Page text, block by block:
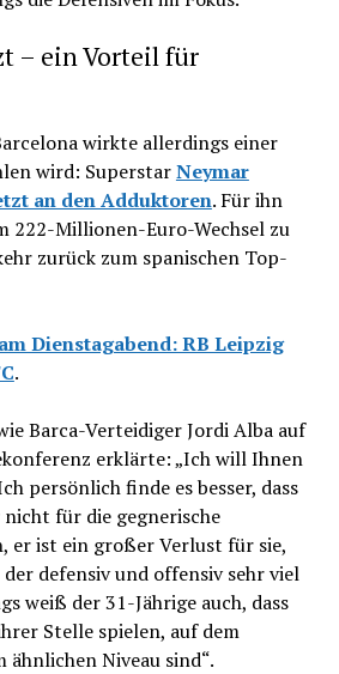
– ein Vorteil für
wirkte allerdings einer
wird: SuperstarNeymar
an den Adduktoren. Für ihn
222-Millionen-Euro-Wechsel zu
zurück zum spanischen Top-
Dienstagabend: RB Leipzig
.
Barca-Verteidiger Jordi Alba auf
erklärte: „Ich will Ihnen
persönlich finde es besser, dass
für die gegnerische
er ist ein großer Verlust für sie,
der defensiv und offensiv sehr viel
weiß der 31-Jährige auch, dass
Stelle spielen, auf dem
ähnlichen Niveau sind“.